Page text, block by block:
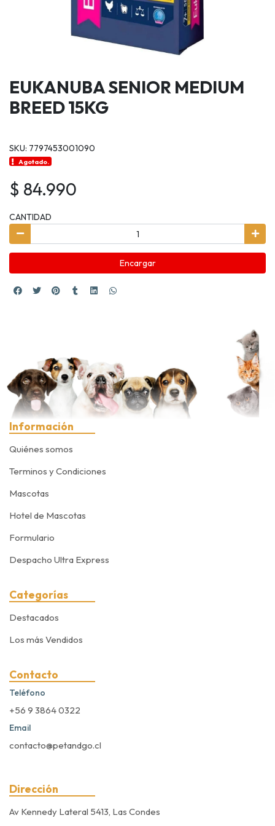
EUKANUBA SENIOR MEDIUM
BREED 15KG
SKU: 7797453001090
Agotado.
$ 84.990
CANTIDAD
Encargar
Información
Quiénes somos
Terminos y Condiciones
Mascotas
Hotel de Mascotas
Formulario
Despacho Ultra Express
Categorías
Destacados
Los más Vendidos
Contacto
Teléfono
+56 9 3864 0322
Email
contacto@petandgo.cl
Dirección
Av Kennedy Lateral 5413, Las Condes